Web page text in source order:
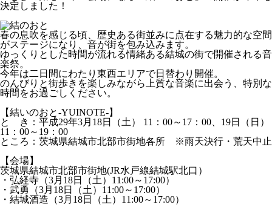
決定しました！
春の息吹を感じる頃、歴史ある街並みに点在する魅力的な空間
がステージになり、音が街を包み込みます。
ゆっくりとした時間が流れる情緒ある結城の街で開催される音
楽祭。
今年は二日間にわたり東西エリアで日替わり開催。
のんびりと街歩きを楽しみながら上質な音楽に出会う、特別な
時間をお過ごしください。
【結いのおと-YUINOTE-】
と き：平成29年3月18日（土） 11：00～17：00、19日（日）
11：00～19：00
ところ：茨城県結城市北部市街地各所 ※雨天決行・荒天中止
【会場】
茨城県結城市北部市街地(JR水戸線結城駅北口）
・弘経寺（3月18日（土）11:00～17:00）
・武勇（3月18日（土）11:00～17:00）
・結城酒造（3月18日（土）11:00～17:00）